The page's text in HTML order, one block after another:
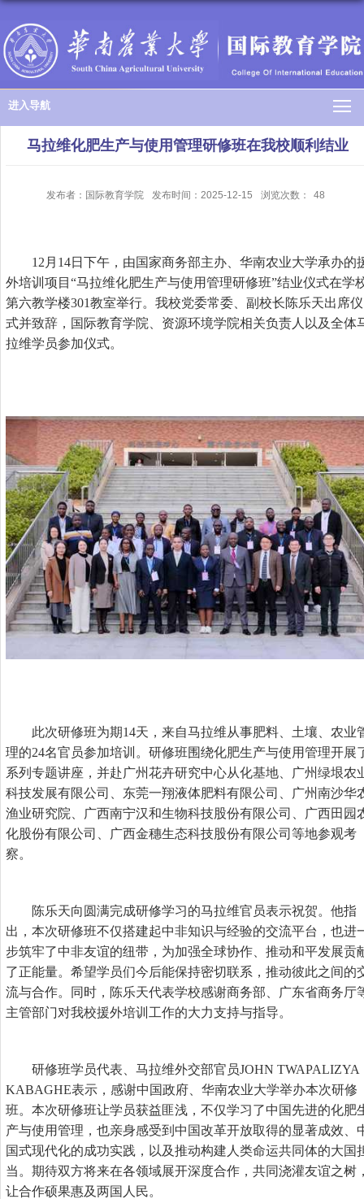
进入导航
马拉维化肥生产与使用管理研修班在我校顺利结业
发布者：国际教育学院 发布时间：2025-12-15 浏览次数： 48
12月14日下午，由国家商务部主办、华南农业大学承办的
外培训项目“马拉维化肥生产与使用管理研修班”结业仪式在学
第六教学楼301教室举行。我校党委常委、副校长陈乐天出席仪
式并致辞，国际教育学院、资源环境学院相关负责人以及全体
拉维学员参加仪式。
此次研修班为期14天，来自马拉维从事肥料、土壤、农业
理的24名官员参加培训。研修班围绕化肥生产与使用管理开展
系列专题讲座，并赴广州花卉研究中心从化基地、广州绿垠农
科技发展有限公司、东莞一翔液体肥料有限公司、广州南沙华
渔业研究院、广西南宁汉和生物科技股份有限公司、广西田园
化股份有限公司、广西金穗生态科技股份有限公司等地参观考
察。
陈乐天向圆满完成研修学习的马拉维官员表示祝贺。他指
出，本次研修班不仅搭建起中非知识与经验的交流平台，也进
步筑牢了中非友谊的纽带，为加强全球协作、推动和平发展贡
了正能量。希望学员们今后能保持密切联系，推动彼此之间的
流与合作。同时，陈乐天代表学校感谢商务部、广东省商务厅
主管部门对我校援外培训工作的大力支持与指导。
研修班学员代表、马拉维外交部官员JOHN TWAPALIZYA
KABAGHE表示，感谢中国政府、华南农业大学举办本次研修
班。本次研修班让学员获益匪浅，不仅学习了中国先进的化肥
产与使用管理，也亲身感受到中国改革开放取得的显著成效、
国式现代化的成功实践，以及推动构建人类命运共同体的大国
当。期待双方将来在各领域展开深度合作，共同浇灌友谊之树
让合作硕果惠及两国人民。